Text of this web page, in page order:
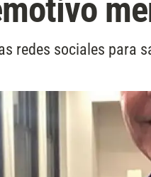
redes sociales para